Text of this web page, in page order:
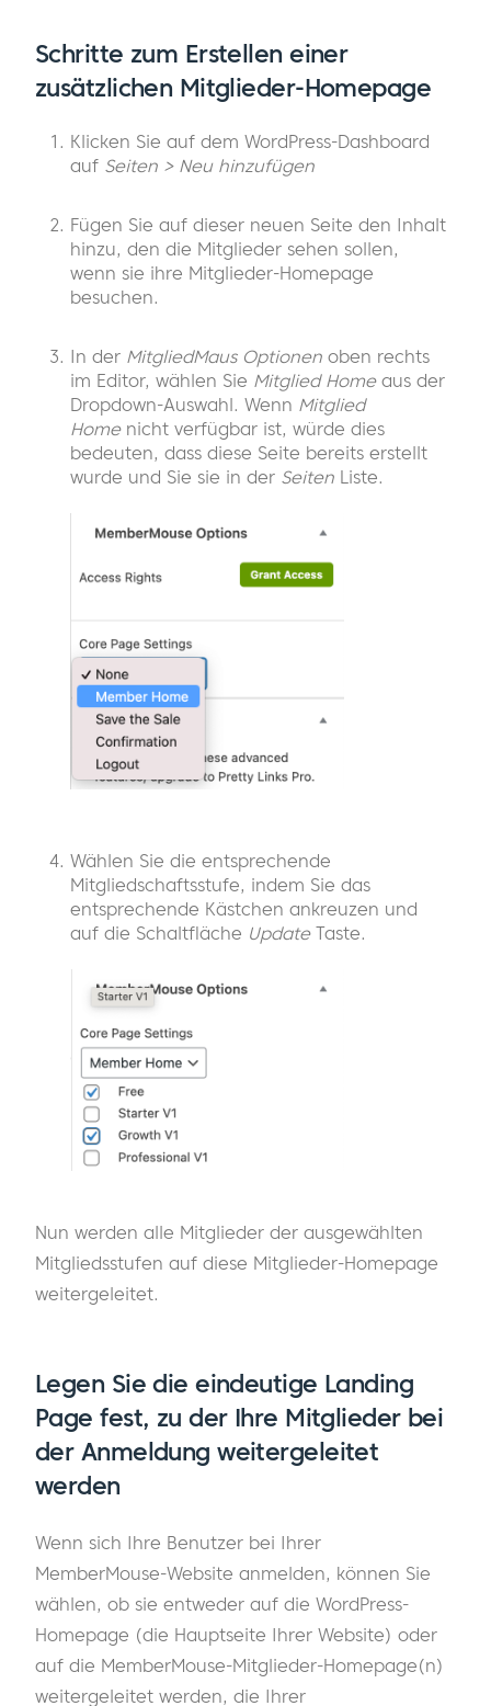
Schritte zum Erstellen einer
zusätzlichen Mitglieder-Homepage
Klicken Sie auf dem WordPress-Dashboard
auf Seiten > Neu hinzufügen
Fügen Sie auf dieser neuen Seite den Inhalt
hinzu, den die Mitglieder sehen sollen,
wenn sie ihre Mitglieder-Homepage
besuchen.
In der MitgliedMaus Optionen oben rechts
im Editor, wählen Sie Mitglied Homeaus der
Dropdown-Auswahl. Wenn Mitglied
Homenicht verfügbar ist, würde dies
bedeuten, dass diese Seite bereits erstellt
wurde und Sie sie in der Seiten Liste.
Wählen Sie die entsprechende
Mitgliedschaftsstufe, indem Sie das
entsprechende Kästchen ankreuzen und
auf die Schaltfläche UpdateTaste.
Nun werden alle Mitglieder der ausgewählten
Mitgliedsstufen auf diese Mitglieder-Homepage
weitergeleitet.
Legen Sie die eindeutige Landing
Page fest, zu der Ihre Mitglieder bei
der Anmeldung weitergeleitet
werden
Wenn sich Ihre Benutzer bei Ihrer
MemberMouse-Website anmelden, können Sie
wählen, ob sie entweder auf die WordPress-
Homepage (die Hauptseite Ihrer Website) oder
auf die MemberMouse-Mitglieder-Homepage(n)
weitergeleitet werden, die Ihrer